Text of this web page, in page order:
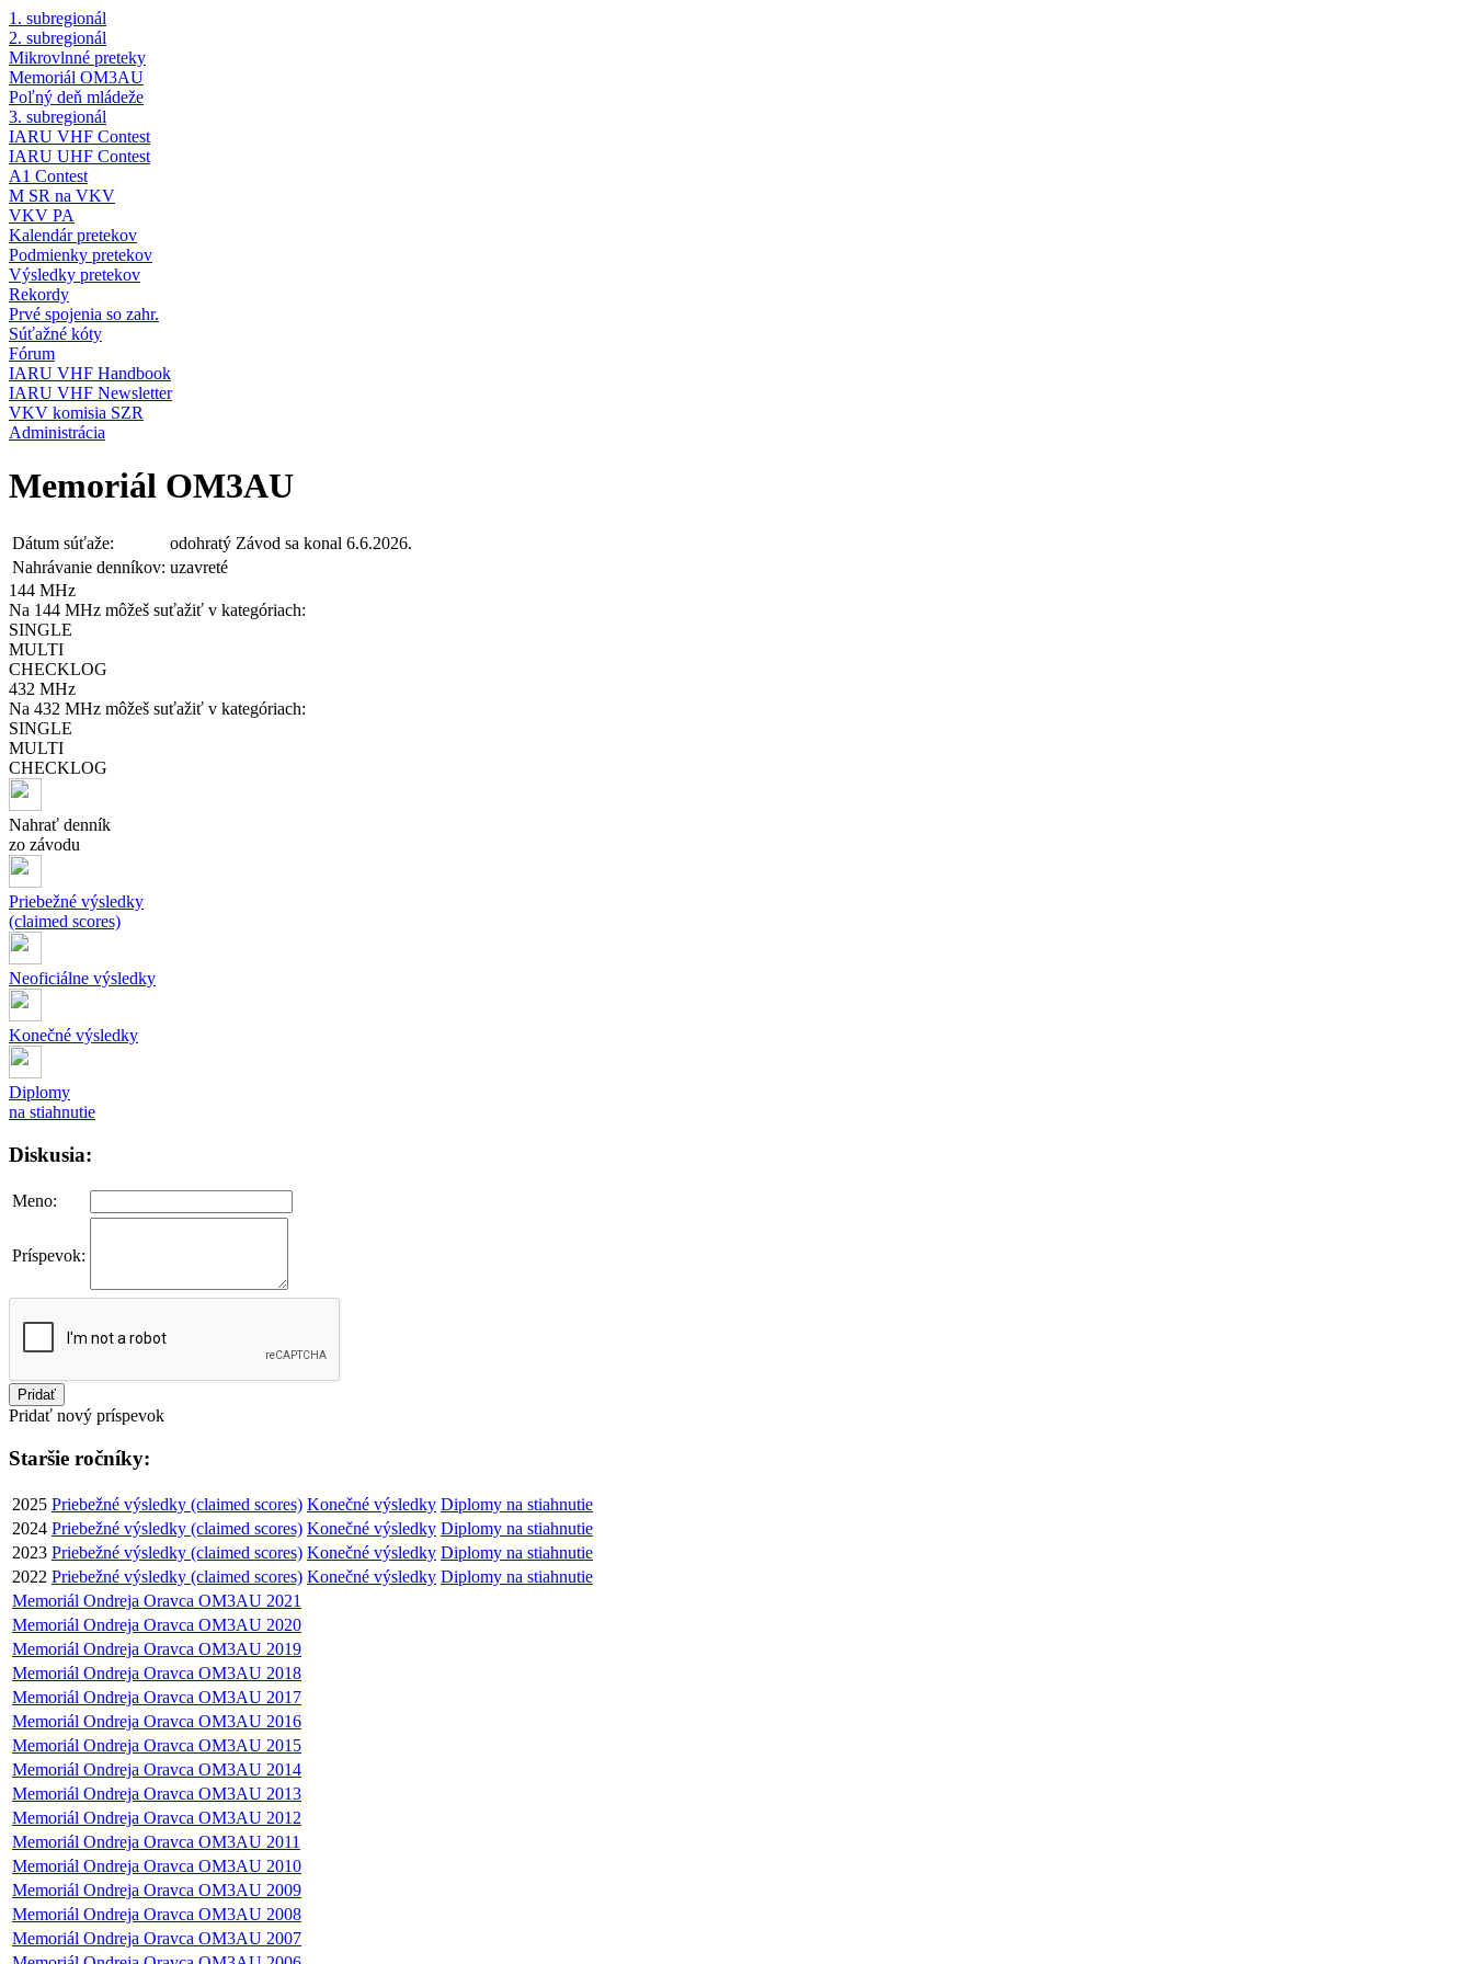
1. subregionál
2. subregionál
Mikrovlnné preteky
Memoriál OM3AU
Poľný deň mládeže
3. subregionál
IARU VHF Contest
IARU UHF Contest
A1 Contest
M SR na VKV
VKV PA
Kalendár pretekov
Podmienky pretekov
Výsledky pretekov
Rekordy
Prvé spojenia so zahr.
Súťažné kóty
Fórum
IARU VHF Handbook
IARU VHF Newsletter
VKV komisia SZR
Administrácia
Memoriál OM3AU
Dátum súťaže: odohratý Závod sa konal 6.6.2026.
Nahrávanie denníkov: uzavreté
144 MHz
Na 144 MHz môžeš suťažiť v kategóriach:
SINGLE
MULTI
CHECKLOG
432 MHz
Na 432 MHz môžeš suťažiť v kategóriach:
SINGLE
MULTI
CHECKLOG
Nahrať denník
zo závodu
Priebežné výsledky
(claimed scores)
Neoficiálne výsledky
Konečné výsledky
Diplomy
na stiahnutie
Diskusia:
Meno:
Príspevok:
Pridať
Pridať nový príspevok
Staršie ročníky:
2025 Priebežné výsledky (claimed scores) Konečné výsledky Diplomy na stiahnutie
2024 Priebežné výsledky (claimed scores) Konečné výsledky Diplomy na stiahnutie
2023 Priebežné výsledky (claimed scores) Konečné výsledky Diplomy na stiahnutie
2022 Priebežné výsledky (claimed scores) Konečné výsledky Diplomy na stiahnutie
Memoriál Ondreja Oravca OM3AU 2021
Memoriál Ondreja Oravca OM3AU 2020
Memoriál Ondreja Oravca OM3AU 2019
Memoriál Ondreja Oravca OM3AU 2018
Memoriál Ondreja Oravca OM3AU 2017
Memoriál Ondreja Oravca OM3AU 2016
Memoriál Ondreja Oravca OM3AU 2015
Memoriál Ondreja Oravca OM3AU 2014
Memoriál Ondreja Oravca OM3AU 2013
Memoriál Ondreja Oravca OM3AU 2012
Memoriál Ondreja Oravca OM3AU 2011
Memoriál Ondreja Oravca OM3AU 2010
Memoriál Ondreja Oravca OM3AU 2009
Memoriál Ondreja Oravca OM3AU 2008
Memoriál Ondreja Oravca OM3AU 2007